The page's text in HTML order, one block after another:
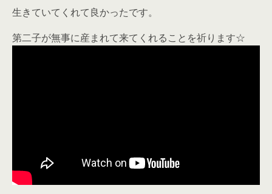
生きていてくれて良かったです。
第二子が無事に産まれて来てくれることを祈ります☆